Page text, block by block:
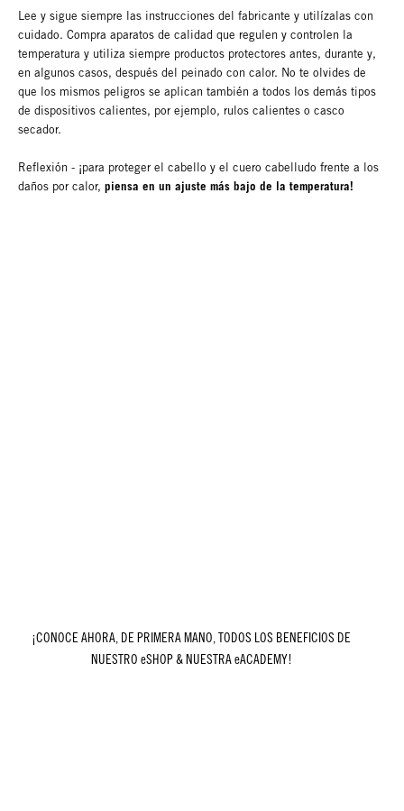
Lee y sigue siempre las instrucciones del fabricante y utilízalas con
cuidado. Compra aparatos de calidad que regulen y controlen la
temperatura y utiliza siempre productos protectores antes, durante y,
en algunos casos, después del peinado con calor. No te olvides de
que los mismos peligros se aplican también a todos los demás tipos
de dispositivos calientes, por ejemplo, rulos calientes o casco
secador.
Reflexión - ¡para proteger el cabello y el cuero cabelludo frente a los
daños por calor, piensa en un ajuste más bajo de la temperatura!
¡CONOCE AHORA, DE PRIMERA MANO, TODOS LOS BENEFICIOS DE
NUESTRO eSHOP & NUESTRA eACADEMY!